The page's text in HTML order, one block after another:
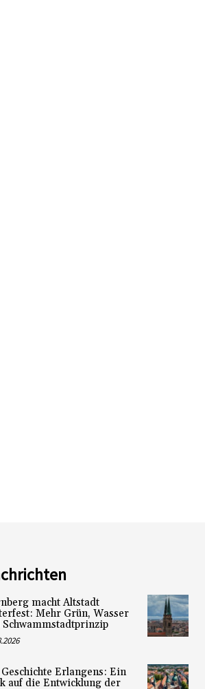
macht Altstadt
Mehr Grün, Wasser
Schwammstadtprinzip
Erlangens: Ein
auf die Entwicklung der